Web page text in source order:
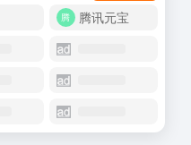
腾讯元宝